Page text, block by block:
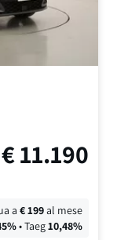
€11.190
a€199al mese
%• Taeg10,48%